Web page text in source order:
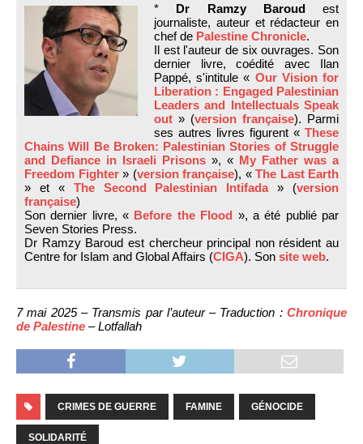
* Dr Ramzy Baroudest
journaliste, auteur et rédacteur en
chef de Palestine Chronicle.
Il est l'auteur de six ouvrages. Son
dernier livre, coédité avec Ilan
Pappé, s'intitule « Our Vision for
Liberation : Engaged Palestinian
Leaders and Intellectuals Speak
out » (version française). Parmi
ses autres livres figurent « These
Chains Will Be Broken: Palestinian Stories of Struggle
and Defiance in Israeli Prisons », « My Father was a
Freedom Fighter» (version française), « The Last Earth
» et « The Second Palestinian Intifada» (version
française)
Son dernier livre, « Before the Flood », a été publié par
Seven Stories Press.
Dr Ramzy Baroud est chercheur principal non résident au
Centre for Islam and Global Affairs (CIGA). Son site web.
7 mai 2025 – Transmis par l’auteur – Traduction : Chronique
de Palestine – Lotfallah
CRIMES DE GUERRE FAMINE GÉNOCIDE
SOLIDARITÉ